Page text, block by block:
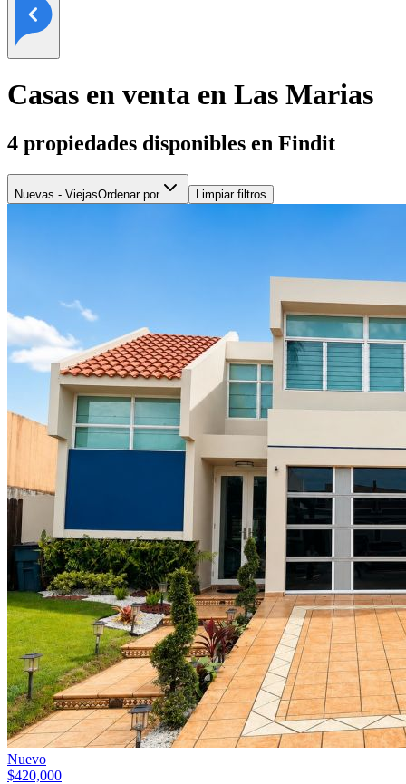
Casas en venta en Las Marias
4 propiedades disponibles en Findit
Nuevas - ViejasOrdenar por Limpiar filtros
Nuevo
$420,000